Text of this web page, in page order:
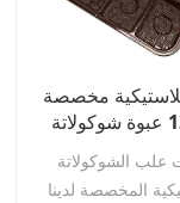
مخصصة
من 12 عبوة شوكولاتة
من نوعها لخبز
المعجنات
علب الشوكولاتة
المخصصة لدينا